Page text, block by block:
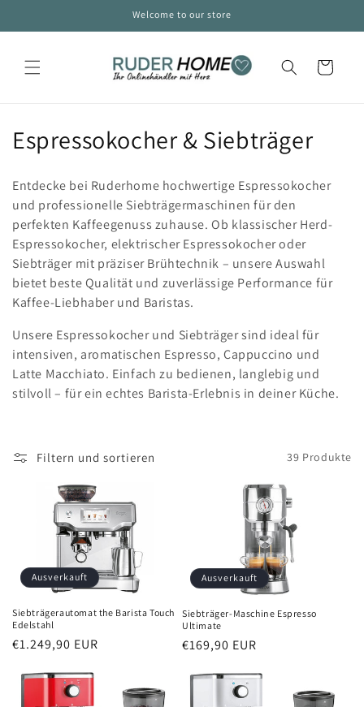
Inhalt
Welcome to our store
Warenkorb
K
t
e
g
o
r
i
e
Espressokocher & Siebträger
Entdecke bei Ruderhome hochwertige Espressokocher
und professionelle Siebträgermaschinen für den
perfekten Kaffeegenuss zuhause. Ob klassischer Herd-
Espressokocher, elektrischer Espressokocher oder
Siebträger mit präziser Brühtechnik – unsere Auswahl
bietet beste Qualität und zuverlässige Performance für
Kaffee-Liebhaber und Baristas.
Unsere Espressokocher und Siebträger sind ideal für
intensiven, aromatischen Espresso, Cappuccino und
Latte Macchiato. Einfach zu bedienen, langlebig und
stilvoll – für ein echtes Barista-Erlebnis in deiner Küche.
Filtern und sortieren 39 Produkte
Ausverkauft
Siebträgerautomat the Barista Touch
Edelstahl
Normaler
€1.249,90 EUR
Ausverkauft
Siebträger-Maschine Espresso
Ultimate
Normaler
€169,90 EUR